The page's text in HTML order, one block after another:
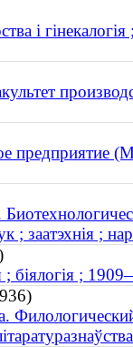
і
предприятие
; заатэхнія ;
; біялогія ;